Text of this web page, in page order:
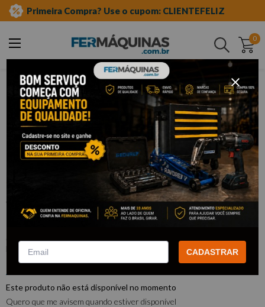
Primeira Compra? Use o cupom: CLIENTEFELIZ
0
Buscar
ferramentas manuais
soquetes e acessórios
soquetes de meia"
sextavado
Soquete Sextavado Curto 1/2 x 19 mm
- LEE TOOLS
:688109
LEE TOOLS
Este produto não está disponível no momento
Quero que me avisem quando estiver disponível
CADASTRAR